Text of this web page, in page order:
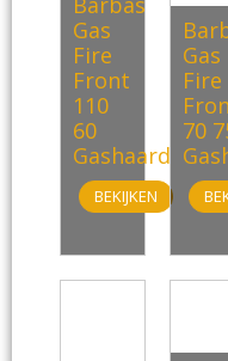
Gas
Fire
Front
110
60
Gashaard
BEKIJKEN
Gas
Fire
70